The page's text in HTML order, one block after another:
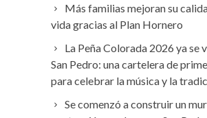
Más familias mejoran su
vida gracias al Plan Hornero
La Peña Colorada 2026 ya se
San Pedro: una cartelera de
para celebrar la música y la
Se comenzó a construir un